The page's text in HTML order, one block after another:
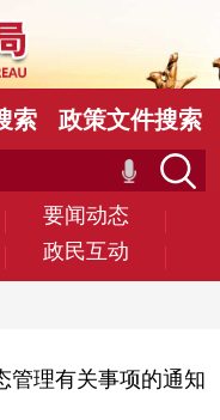
要闻动态
政民互动
索 政策文件搜索
管理有关事项的通知